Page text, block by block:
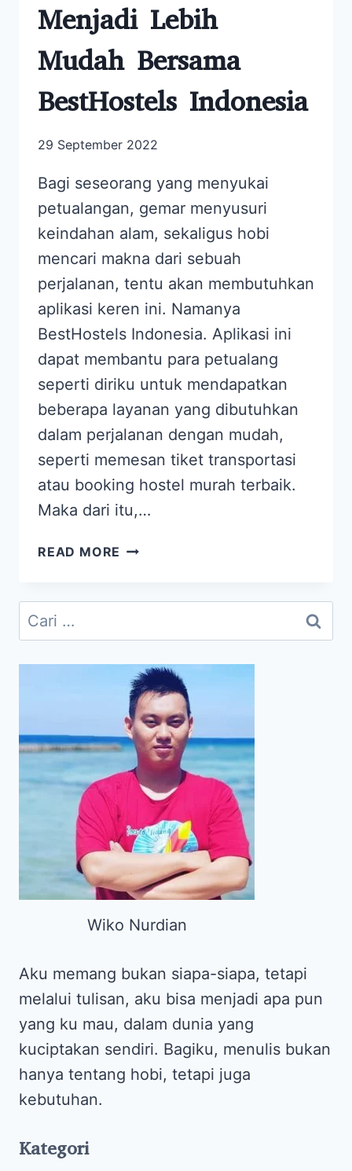
Menjadi Lebih
Mudah Bersama
BestHostels Indonesia
29 September 2022
Bagi seseorang yang menyukai
petualangan, gemar menyusuri
keindahan alam, sekaligus hobi
mencari makna dari sebuah
perjalanan, tentu akan membutuhkan
aplikasi keren ini. Namanya
BestHostels Indonesia. Aplikasi ini
dapat membantu para petualang
seperti diriku untuk mendapatkan
beberapa layanan yang dibutuhkan
dalam perjalanan dengan mudah,
seperti memesan tiket transportasi
atau booking hostel murah terbaik.
Maka dari itu,…
READ MORE PERJALANAN
SEMESTA
LEBIH
MUDAH
BERSAMA
BESTHOSTELS
INDONESIA
Cari
untuk:
Wiko Nurdian
Aku memang bukan siapa-siapa, tetapi
melalui tulisan, aku bisa menjadi apa pun
yang ku mau, dalam dunia yang
kuciptakan sendiri. Bagiku, menulis bukan
hanya tentang hobi, tetapi juga
kebutuhan.
Kategori